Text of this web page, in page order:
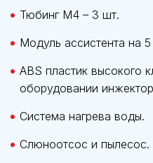
Тюбинг М4 – 3 шт.
Модуль ассистента на
ABS пластик высокого
оборудовании
Система нагрева воды.
Слюноотсос и пылесос.